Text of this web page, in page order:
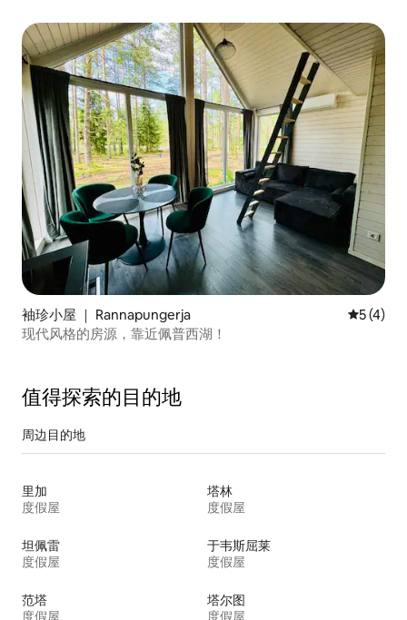
袖珍小屋 ｜ Rannapungerja 平均评分
5 (4)
现代风格的房源，靠近佩普西湖！
值得探索的目的地
周边目的地
里加
度假屋
塔林
度假屋
坦佩雷
度假屋
于韦斯屈莱
度假屋
范塔
度假屋
塔尔图
度假屋